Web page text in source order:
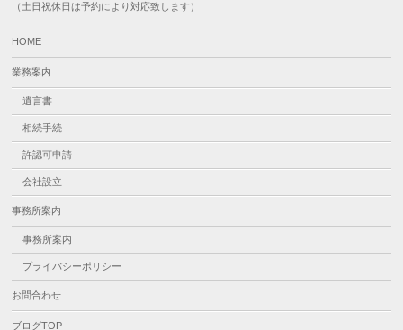
（土日祝休日は予約により対応致します）
HOME
業務案内
遺言書
相続手続
許認可申請
会社設立
事務所案内
事務所案内
プライバシーポリシー
お問合わせ
ブログTOP